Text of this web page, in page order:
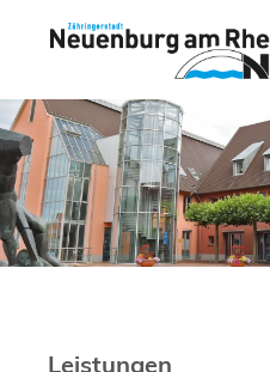
Leistungen